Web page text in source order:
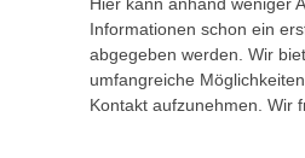
Informationen schon ein
abgegeben werden. Wir
umfangreiche
Kontakt aufzunehmen. Wir